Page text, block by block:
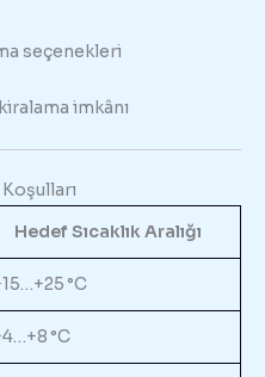
seçenekleri
imkânı
Koşulları
Hedef Sıcaklık Aralığı
°C
°C